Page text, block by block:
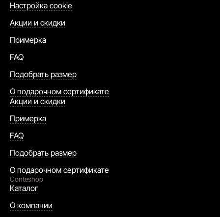
Настройка cookie
Акции и скидки
Примерка
FAQ
Подобрать размер
О подарочном сертификате
Акции и скидки
Примерка
FAQ
Подобрать размер
О подарочном сертификате
Conteshop
Каталог
О компании